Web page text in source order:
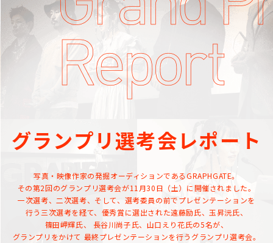
グランプリ選考会レポート
写真・映像作家の発掘オーディションであるGRAPHGATE。
その第2回のグランプリ選考会が11月30日（土）に開催されました。
一次選考、二次選考、そして、選考委員の前でプレゼンテーションを
行う 三次選考を経て、優秀賞に選出された遠藤励氏、玉昇沅氏、
篠田岬輝氏、
長谷川尚子氏、山口えり花氏の5名が、
グランプリをかけて 最終プレゼンテーションを行うグランプリ選考会。